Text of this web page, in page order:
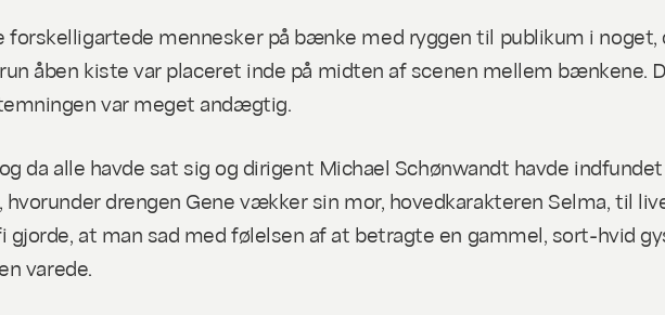
mennesker på bænke med ryggen til publikum i
åben kiste var placeret inde på midten af scenen mellem bænkene.
var meget andægtig.
da alle havde sat sig og dirigent Michael Schønwandt havde
drengen Gene vækker sin mor, hovedkarakteren Selma, til
at man sad med følelsen af at betragte en gammel, sort-hvid
varede.